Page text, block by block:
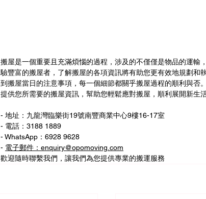
搬屋是一個重要且充滿煩惱的過程，涉及的不僅僅是物品的運輸
驗豐富的搬屋者，了解搬屋的各項資訊將有助您更有效地規劃和
到搬屋當日的注意事項，每一個細節都關乎搬屋過程的順利與否
提供您所需要的搬屋資訊，幫助您輕鬆應對搬屋，順利展開新生
- 地址：九龍灣臨樂街19號南豐商業中心9樓16-17室
- 電話：3188 1889
- WhatsApp：6928 9628
- 電子郵件：enquiry@opomoving.com
歡迎隨時聯繫我們，讓我們為您提供專業的搬運服務